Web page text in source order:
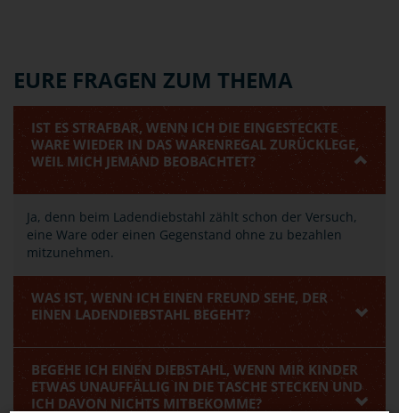
EURE FRAGEN ZUM THEMA
IST ES STRAFBAR, WENN ICH DIE EINGESTECKTE
WARE WIEDER IN DAS WARENREGAL ZURÜCKLEGE,
WEIL MICH JEMAND BEOBACHTET?
Ja, denn beim Ladendiebstahl zählt schon der Versuch,
eine Ware oder einen Gegenstand ohne zu bezahlen
mitzunehmen.
WAS IST, WENN ICH EINEN FREUND SEHE, DER
EINEN LADENDIEBSTAHL BEGEHT?
BEGEHE ICH EINEN DIEBSTAHL, WENN MIR KINDER
ETWAS UNAUFFÄLLIG IN DIE TASCHE STECKEN UND
ICH DAVON NICHTS MITBEKOMME?